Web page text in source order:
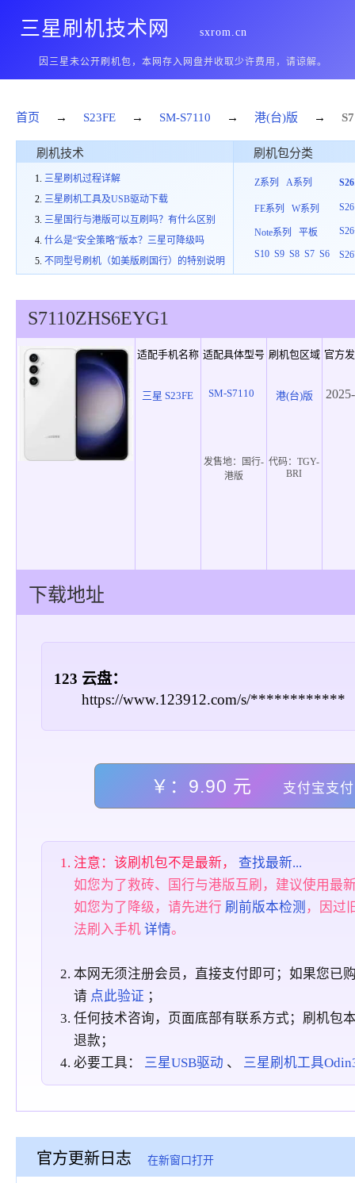
三星刷机技术网 sxrom.cn
因三星未公开刷机包，本网存入网盘并收取少许费用，请谅解。
首页 → S23FE → SM-S7110 → 港(台)版 →
刷机技术
三星刷机过程详解
三星刷机工具及USB驱动下载
三星国行与港版可以互刷吗？有什么区别
什么是“安全策略”版本？三星可降级吗
不同型号刷机（如美版刷国行）的特别说明
刷机包分类
Z系列 A系列
FE系列 W系列
Note系列
平板
S10 S9 S8 S7 S6
S26
S7110ZHS6EYG1
适配手机名称 适配具体型号 刷机包区域 官方
三星 S23FE SM-S7110 港(台)版
发售地：
国行-
港版
代码：TGY-
BRI
下载地址
123 云盘：
https://www.123912.com/s/************
￥：9.90 元 支付宝支付
注意：该刷机包不是最新， 查找最新...
如您为了救砖、国行与港版互刷，建议使用最
如您为了降级，请先进行 刷前版本检测 ，因过
法刷入手机详情。
本网无须注册会员，直接支付即可；如果您已
请 点此验证 ；
任何技术咨询，页面底部有联系方式；刷机包
退款；
必要工具： 三星USB驱动 、 三星刷机工具
官方更新日志 在新窗口打开